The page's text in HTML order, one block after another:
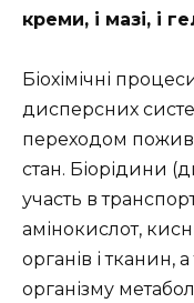
креми, і мазі, і
Біохімічні
дисперсних
переходом
стан. Біорідини
участь в
амінокислот,
органів і тканин,
організму